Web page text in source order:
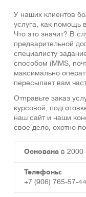
У наших клиентов
услуга, как помощь
Что это значит? В
предварительной
специалисту
способом (ММS,
максимально
пересылает вам
Отправьте заказ
курсовой,
наш сайт и наши
свое дело, охотно
Основана в 2000
Телефоны:
+7 (906) 765-57-44